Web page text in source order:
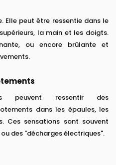
Elle peut être ressentie dans le
la main et les doigts.
ou encore brûlante et
peuvent ressentir des
dans les épaules, les
Ces sensations sont souvent
des "décharges électriques".